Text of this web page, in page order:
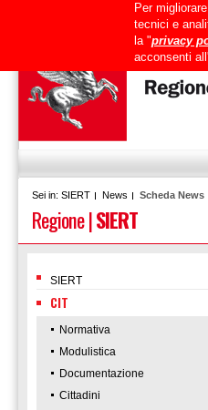
Mappa del
Sei in: SIERT News Scheda News
Regione|SIERT
SIERT
CIT
Normativa
Modulistica
Documentazione
Cittadini
Per
tecnici e
la "privacy
acconsenti